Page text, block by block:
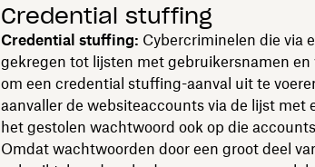
Credential stuffing
Credential stuffing: Cybercriminelen die via
gekregen tot lijsten met gebruikersnamen
om een credential stuffing-aanval uit te
aanvaller de websiteaccounts via de lijst met
het gestolen wachtwoord ook op die
Omdat wachtwoorden door een groot deel